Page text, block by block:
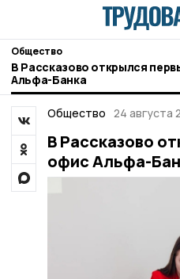
Общество
В Рассказово открылся
Альфа-Банка
Общество 24 августа
В Рассказово
офис Альфа-